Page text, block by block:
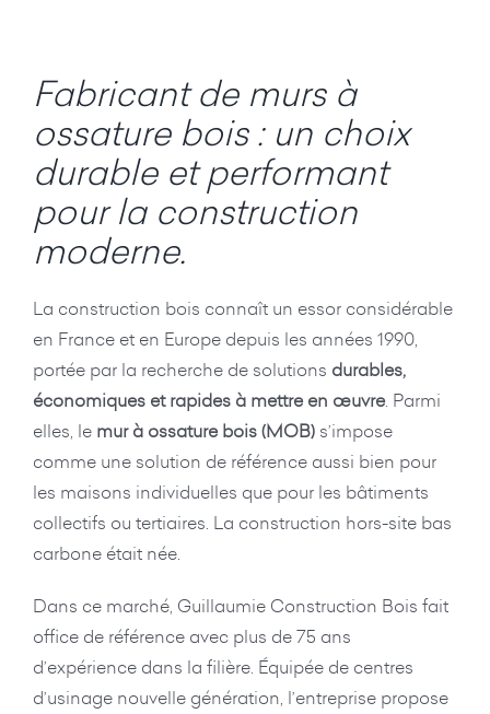
Fabricant de murs à
ossature bois : un choix
durable et performant
pour la construction
moderne.
La construction bois connaît un essor considérable
en France et en Europe depuis les années 1990,
portée par la recherche de solutions durables,
économiques et rapides à mettre en œuvre. Parmi
elles, le mur à ossature bois (MOB)s’impose
comme une solution de référence aussi bien pour
les maisons individuelles que pour les bâtiments
collectifs ou tertiaires. La construction hors-site bas
carbone était née.
Dans ce marché, Guillaumie Construction Bois fait
office de référence avec plus de 75 ans
d’expérience dans la filière. Équipée de centres
d’usinage nouvelle génération, l’entreprise propose